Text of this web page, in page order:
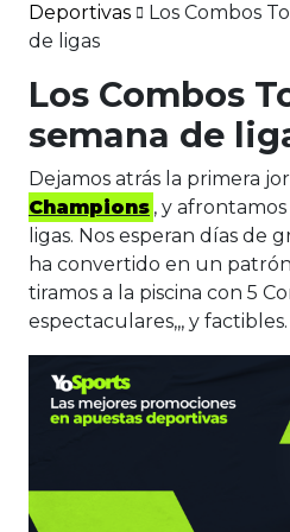
Deportivas
Los Combos
de ligas
Los Combos
semana de
Dejamos atrás la primera
Champions , y
ligas. Nos esperan días de
ha convertido en un
tiramos a la piscina con 5
espectaculares,,, y